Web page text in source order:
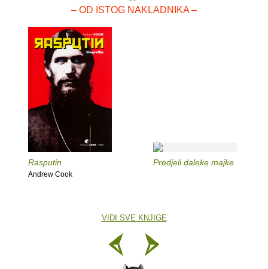
– OD ISTOG NAKLADNIKA –
Rasputin
Andrew Cook
Predjeli daleke majke
VIDI SVE KNJIGE